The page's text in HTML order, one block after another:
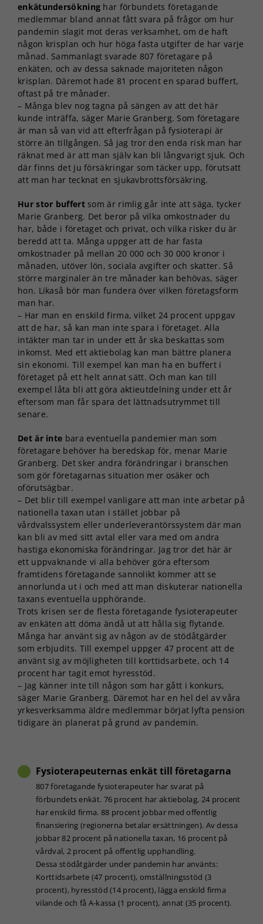
enkätundersökning har förbundets företagande
medlemmar bland annat fått svara på frågor om hur
pandemin slagit mot deras verksamhet, om de haft
någon krisplan och hur höga fasta utgifter de har varje
månad. Sammanlagt svarade 807 företagare på
enkäten, och av dessa saknade majoriteten någon
krisplan. Däremot hade 81 procent en sparad buffert,
oftast på tre månader.
– Många blev nog tagna på sängen av att det här
kunde inträffa, säger Marie Granberg. Som företagare
är man så van vid att efterfrågan på fysioterapi är
större än tillgången. Så jag tror den enda risk man har
räknat med är att man själv kan bli långvarigt sjuk. Och
där finns det ju försäkringar som täcker upp, förutsatt
att man har tecknat en sjukavbrottsförsäkring.
Hur stor buffertsom är rimlig går inte att säga, tycker
Marie Granberg. Det beror på vilka omkostnader du
har, både i företaget och privat, och vilka risker du är
beredd att ta. Många uppger att de har fasta
omkostnader på mellan 20 000 och 30 000 kronor i
månaden, utöver lön, sociala avgifter och skatter. Så
större marginaler än tre månader kan behövas, säger
hon. Likaså bör man fundera över vilken företagsform
man har.
– Har man en enskild firma, vilket 24 procent uppgav
att de har, så kan man inte spara i företaget. Alla
intäkter man tar in under ett år ska beskattas som
inkomst. Med ett aktiebolag kan man bättre planera
sin ekonomi. Till exempel kan man ha en buffert i
företaget på ett helt annat sätt. Och man kan till
exempel låta bli att göra aktieutdelning under ett år
eftersom man får spara det lättnadsutrymmet till
senare.
Det är inte bara eventuella pandemier man som
företagare behöver ha beredskap för, menar Marie
Granberg. Det sker andra förändringar i branschen
som gör företagarnas situation mer osäker och
oförutsägbar.
– Det blir till exempel vanligare att man inte arbetar på
nationella taxan utan i stället jobbar på
vårdvalssystem eller underleverantörssystem där man
kan bli av med sitt avtal eller vara med om andra
hastiga ekonomiska förändringar. Jag tror det här är
ett uppvaknande vi alla behöver göra eftersom
framtidens företagande sannolikt kommer att se
annorlunda ut i och med att man diskuterar nationella
taxans eventuella upphörande.
Trots krisen ser de flesta företagande fysioterapeuter
av enkäten att döma ändå ut att hålla sig flytande.
Många har använt sig av någon av de stödåtgärder
som erbjudits. Till exempel uppger 47 procent att de
använt sig av möjligheten till korttidsarbete, och 14
procent har tagit emot hyresstöd.
– Jag känner inte till någon som har gått i konkurs,
säger Marie Granberg. Däremot har en hel del av våra
yrkesverksamma äldre medlemmar börjat lyfta pension
tidigare än planerat på grund av pandemin.
Fysioterapeuternas enkät till företagarna
807 företagande fysioterapeuter har svarat på
förbundets enkät. 76 procent har aktiebolag, 24 procent
har enskild firma. 88 procent jobbar med offentlig
finansiering (regionerna betalar ersättningen). Av dessa
jobbar 82 procent på nationella taxan, 16 procent på
vårdval, 2 procent på offentlig upphandling.
Dessa stödåtgärder under pandemin har använts:
Korttidsarbete (47 procent), omställningsstöd (3
procent), hyresstöd (14 procent), lägga enskild firma
vilande och få A-kassa (1 procent), annat (35 procent).